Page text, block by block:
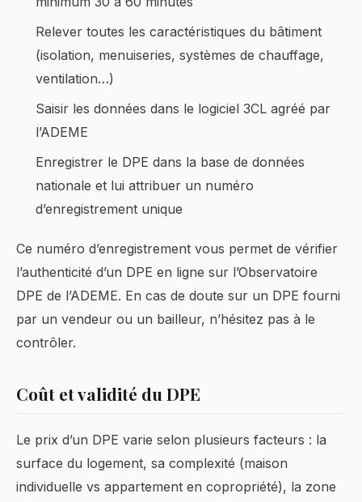
Relever toutes les caractéristiques du bâtiment
(isolation, menuiseries, systèmes de chauffage,
ventilation…)
Saisir les données dans le logiciel 3CL agréé par
l’ADEME
Enregistrer le DPE dans la base de données
nationale et lui attribuer un numéro
d’enregistrement unique
Ce numéro d’enregistrement vous permet de vérifier
l’authenticité d’un DPE en ligne sur l’Observatoire
DPE de l’ADEME. En cas de doute sur un DPE fourni
par un vendeur ou un bailleur, n’hésitez pas à le
contrôler.
Coût et validité du DPE
Le prix d’un DPE varie selon plusieurs facteurs : la
surface du logement, sa complexité (maison
individuelle vs appartement en copropriété), la zone